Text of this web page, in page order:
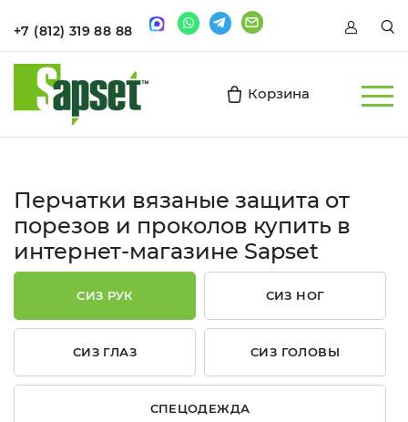
+7 (812) 319 88 88
Корзина
Перчатки вязаные защита от
порезов и проколов купить в
интернет-магазине Sapset
СИЗ РУК СИЗ НОГ
СИЗ ГЛАЗ СИЗ ГОЛОВЫ
СПЕЦОДЕЖДА